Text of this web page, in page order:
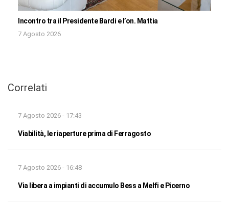
Incontro tra il Presidente Bardi e l’on. Mattia
7 Agosto 2026
Correlati
7 Agosto 2026 - 17:43
Viabilità, le riaperture prima di Ferragosto
7 Agosto 2026 - 16:48
Via libera a impianti di accumulo Bess a Melfi e Picerno